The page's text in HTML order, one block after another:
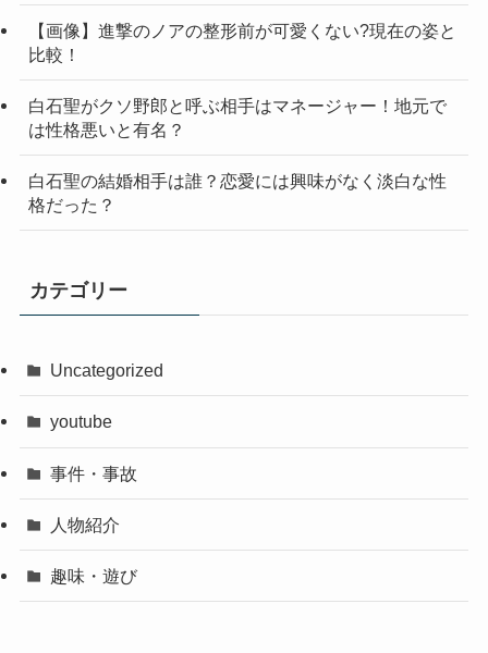
【画像】進撃のノアの整形前が可愛くない?現在の姿と
比較！
白石聖がクソ野郎と呼ぶ相手はマネージャー！地元で
は性格悪いと有名？
白石聖の結婚相手は誰？恋愛には興味がなく淡白な性
格だった？
カテゴリー
Uncategorized
youtube
事件・事故
人物紹介
趣味・遊び